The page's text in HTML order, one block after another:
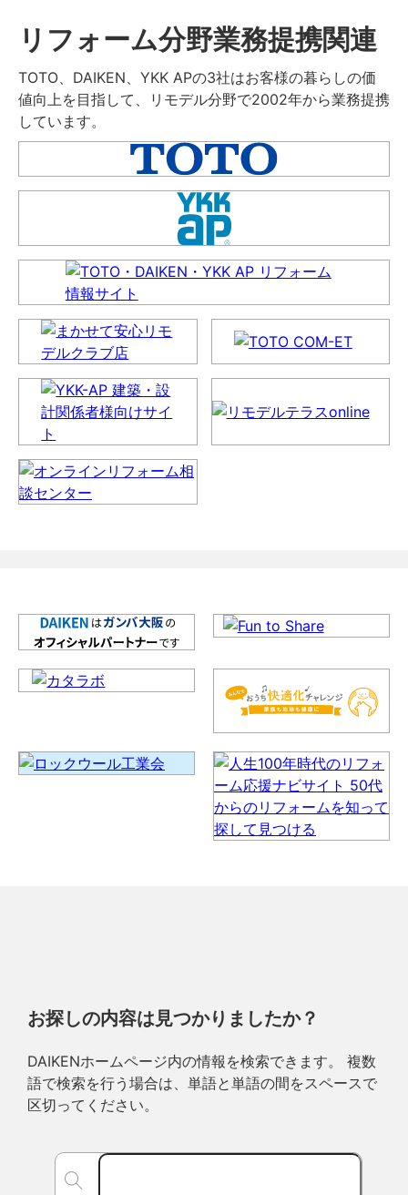
リフォーム分野業務提携関連
TOTO、DAIKEN、YKK APの3社はお客様の暮らしの価
値向上を目指して、リモデル分野で2002年から業務提携
しています。
お探しの内容は見つかりましたか？
DAIKENホームページ内の情報を検索できます。 複数
語で検索を行う場合は、単語と単語の間をスペースで
区切ってください。